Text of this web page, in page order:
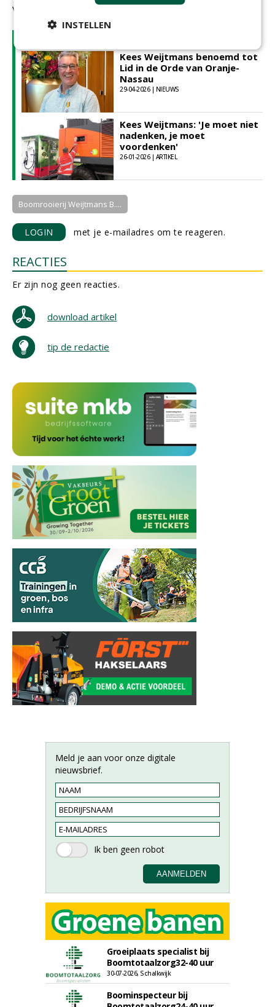
volhouden, ook als het tegenzit.'
Kees Weijtmans benoemd tot
Lid in de Orde van Oranje-
Nassau
29-04-2026 | NIEUWS
Kees Weijtmans: 'Je moet niet
nadenken, je moet
voordenken'
26-01-2026 | ARTIKEL
Boomrooierij Weijtmans B....
LOGIN met je e-mailadres om te reageren.
REACTIES
Er zijn nog geen reacties.
download artikel
tip de redactie
Meld je aan voor onze digitale
nieuwsbrief.
Groeiplaats specialist bij
Boomtotaalzorg32-40 uur
30-07-2026, Schalkwijk
Boominspecteur bij
INSTELLEN